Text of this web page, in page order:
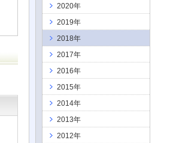
2020年
2019年
2018年
2017年
2016年
2015年
2014年
2013年
2012年